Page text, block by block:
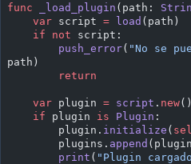
func _load_plugin (path:
    var
script = load (path)
    if
not script:
        push_error
( "No se
path)
        return
    var
plugin = script . new()
    if
plugin is Plugin :
        plugin.
initialize (
        plugins.
append
        print
( "Plugin